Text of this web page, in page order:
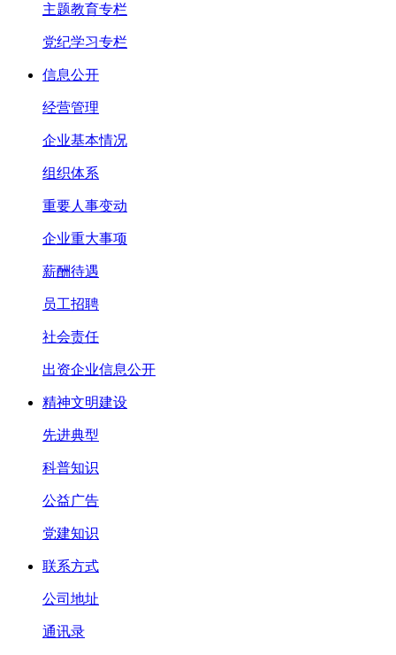
主题教育专栏
党纪学习专栏
信息公开
经营管理
企业基本情况
组织体系
重要人事变动
企业重大事项
薪酬待遇
员工招聘
社会责任
出资企业信息公开
精神文明建设
先进典型
科普知识
公益广告
党建知识
联系方式
公司地址
通讯录